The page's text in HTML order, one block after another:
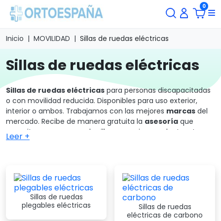
0
Inicio MOVILIDAD Sillas de ruedas eléctricas
sillas de ruedas eléctricas
Sillas de ruedas eléctricas para personas discapacitadas
o con movilidad reducida. Disponibles para uso exterior,
interior o ambos. Trabajamos con las mejores marcas del
mercado. Recibe de manera gratuita la asesoría que
necesitas para escoger la silla que mejor se adapte a tus
necesidades.
de facilitar el traslado de ancianos, personas mayores o con
problemas de movilidad. Una
silla eléctrica debe
contar con: cómodo asiento, respaldo, reposapiés,
reposapiernas, reposa brazos, empuñadura de empuje,
ruedas en la parte delantera giratorias, ruedas traseras
Leer +
Sillas de ruedas
plegables eléctricas
Sillas de ruedas
eléctricas de carbono